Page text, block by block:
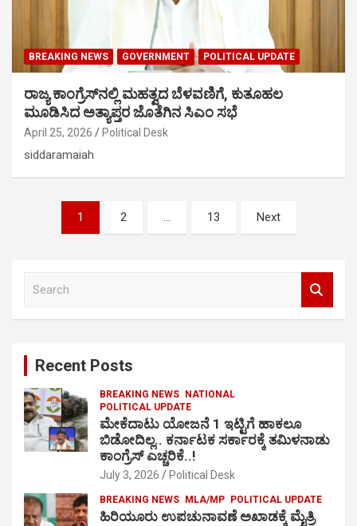
BREAKING NEWS GOVERNMENT POLITICAL UPDATE
ರಾಜ್ಯ ಕಾಂಗ್ರೆಸ್​​ನಲ್ಲಿ ಮಹತ್ವದ ಬೆಳವಣಿಗೆ, ಕುತೂಹಲ
ಮೂಡಿಸಿದ ಅತ್ಯಾಪ್ತರ ಜೊತೆಗಿನ ಸಿಎಂ ಸಭೆ
April 25, 2026 Political Desk
siddaramaiah
pagination
1 2 … 13 Next
Recent Posts
BREAKING NEWS NATIONAL
POLITICAL UPDATE
ಮೇಕೆದಾಟು ಯೋಜನೆ 1 ಇಟ್ಟಿಗೆ ಹಾಕಲೂ
ಬಿಡೋದಿಲ್ಲ.. ಕರ್ನಾಟಕ ಸರ್ಕಾರಕ್ಕೆ ತಮಿಳನಾಡು
ಕಾಂಗ್ರೆಸ್ ಎಚ್ಚರಿಕೆ..!
July 3, 2026 Political Desk
BREAKING NEWS MLA/MP POLITICAL UPDATE
ಹಿರಿಯೂರು ಉಪಚುನಾವಣೆ ಅಖಾಡಕ್ಕೆ ಮೈತ್ರಿ